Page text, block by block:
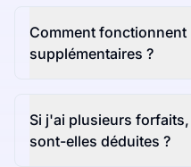
Comment fonctionnent
supplémentaires ?
Si j'ai plusieurs
sont-elles déduites ?